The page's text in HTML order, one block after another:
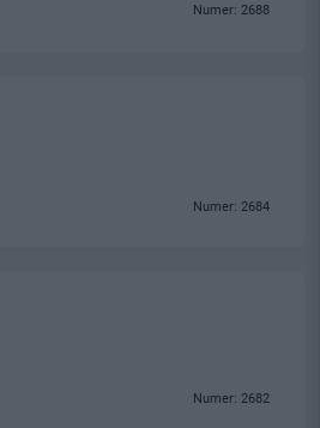
Numer: 2688
Numer: 2684
Numer: 2682